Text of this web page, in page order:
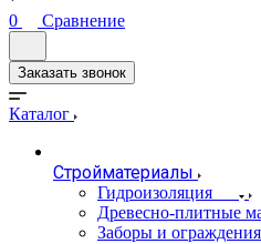
0 Сравнение
Заказать звонок
Каталог
Стройматериалы
Гидроизоляция
Древесно-плитные
Заборы и ограждения